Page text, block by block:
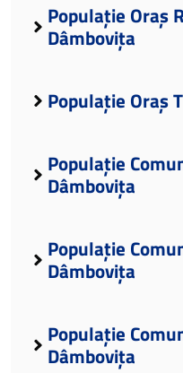
Populație Oraș
Dâmbovița
Populație Oraș
Populație
Dâmbovița
Populație
Dâmbovița
Populație
Dâmbovița